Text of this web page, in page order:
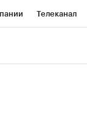
Телеканал